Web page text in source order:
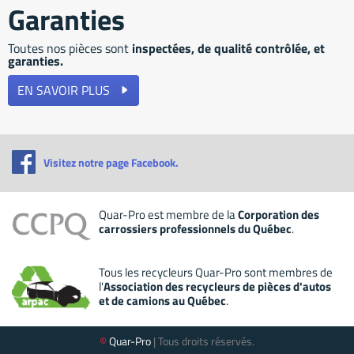
À PROPOS DU RÉSEAU QUAR-PRO
ENGLISH
Garanties
Toutes nos pièces sont inspectées, de qualité contrôlée, et
garanties.
EN SAVOIR PLUS
▹
Visitez notre page Facebook.
Quar-Pro est membre de laCorporation des
carrossiers professionnels du Québec.
Tous les recycleurs Quar-Pro sont membres de
l'Association des recycleurs de pièces d'autos
et de camions au Québec.
©Quar-Pro| Tous droits réservés.